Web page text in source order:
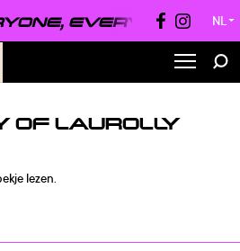
EVERYWHERE,NL ▼
OF LAUROLLY
lezen.